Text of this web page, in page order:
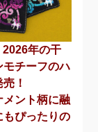
2026年の干
モチーフのハ
！
メント柄に融
もぴったりの